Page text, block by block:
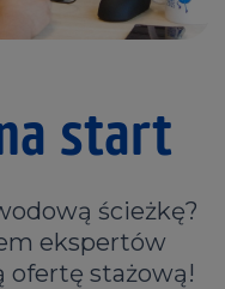
start
ścieżkę?
ekspertów
ofertę stażową!